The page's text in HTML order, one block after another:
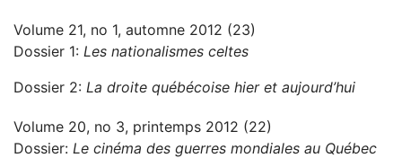
Volume 21, no 1, automne 2012 (23)
Dossier 1: Les nationalismes celtes
Dossier 2: La droite québécoise hier et aujourd’hui
Volume 20, no 3, printemps 2012 (22)
Dossier: Le cinéma des guerres mondiales au Québec